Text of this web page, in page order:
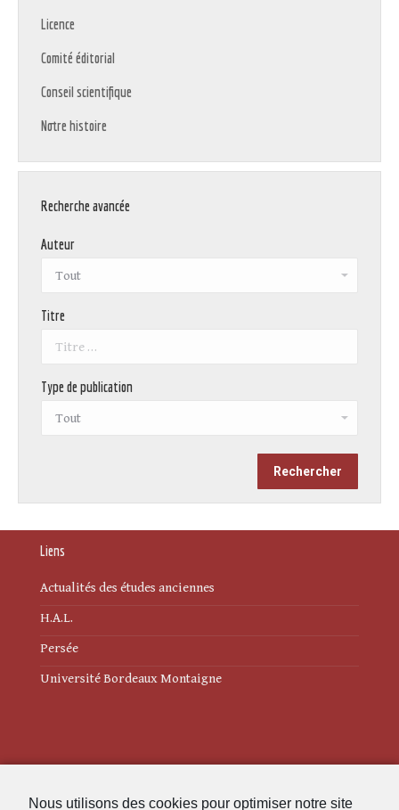
Nous utilisons des cookies pour optimiser notre site
Licence
Comité éditorial
Conseil scientifique
Notre histoire
Recherche avancée
Auteur
Titre
Type de publication
Liens
Actualités des études anciennes
H.A.L.
Persée
Université Bordeaux Montaigne